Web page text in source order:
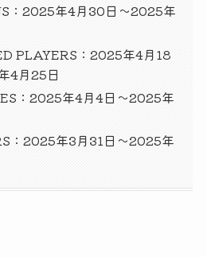
：2025年4月30日～2025年
PLAYERS：2025年4月18
4月25日
：2025年4月4日～2025年
：2025年3月31日～2025年